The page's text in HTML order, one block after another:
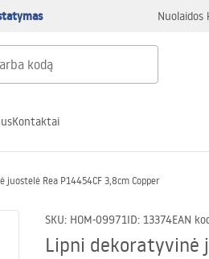
Nuolaidos
Kontaktai
juostelė Rea P14454CF 3,8cm Copper
SKU: HOM-09971ID: 13374EAN
Lipni dekoratyvinė